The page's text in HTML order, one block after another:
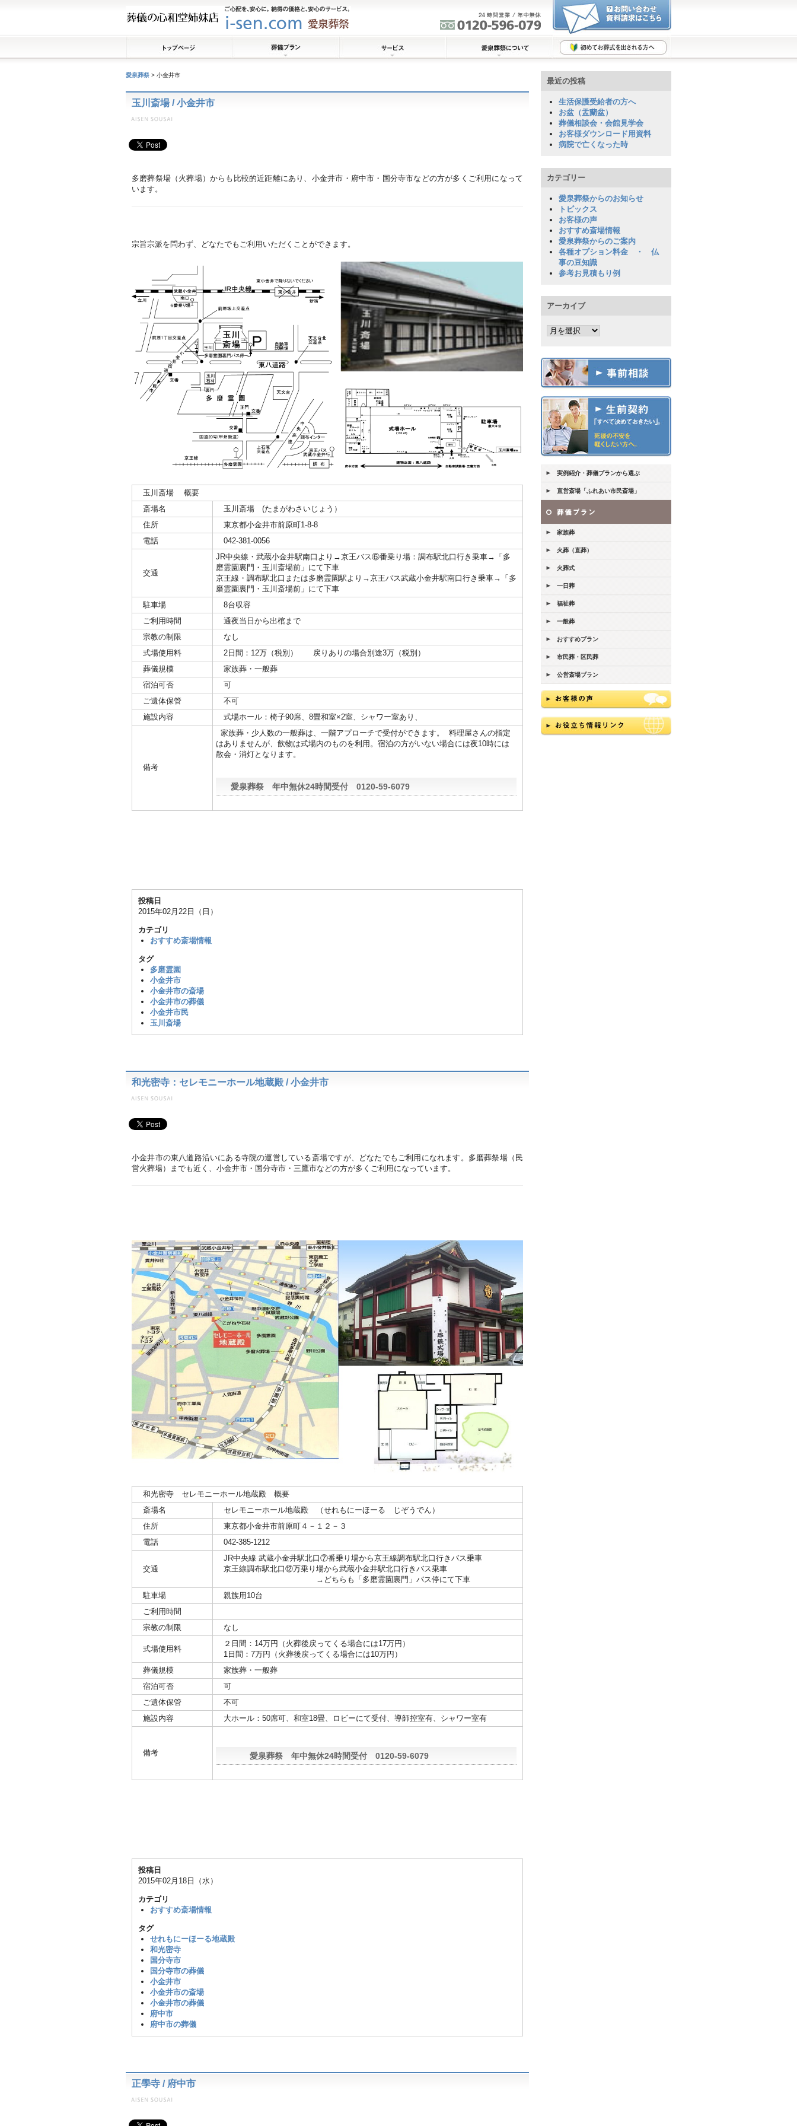
愛泉葬祭 > 小金井市
玉川斎場 / 小金井市
多磨葬祭場（火葬場）からも比較的近距離にあり、小金井市・府中市・国分寺市などの方が多くご利用になって
います。
宗旨宗派を問わず、どなたでもご利用いただくことができます。
玉川斎場 概要
斎場名
玉川斎場 (たまがわさいじょう）
住所
東京都小金井市前原町1-8-8
電話
042-381-0056
交通
JR中央線・武蔵小金井駅南口より→京王バス⑥番乗り場：調布駅北口行き乗車→「多
磨霊園裏門・玉川斎場前」にて下車
京王線・調布駅北口または多磨霊園駅より→京王バス武蔵小金井駅南口行き乗車→「多
磨霊園裏門・玉川斎場前」にて下車
駐車場
8台収容
ご利用時間
通夜当日から出棺まで
宗教の制限
なし
式場使用料
2日間：12万（税別） 戻りありの場合別途3万（税別）
葬儀規模
家族葬・一般葬
宿泊可否
可
ご遺体保管
不可
施設内容
式場ホール：椅子90席、8畳和室×2室、シャワー室あり、
備考
家族葬・少人数の一般葬は、一階アプローチで受付ができます。 料理屋さんの指定
はありませんが、飲物は式場内のものを利用。宿泊の方がいない場合には夜10時には
散会・消灯となります。
愛泉葬祭 年中無休24時間受付 0120-59-6079
投稿日
2015年02月22日（日）
カテゴリ
おすすめ斎場情報
タグ
多磨霊園
小金井市
小金井市の斎場
小金井市の葬儀
小金井市民
玉川斎場
和光密寺：セレモニーホール地蔵殿 / 小金井市
小金井市の東八道路沿いにある寺院の運営している斎場ですが、どなたでもご利用になれます。多磨葬祭場（民
営火葬場）までも近く、小金井市・国分寺市・三鷹市などの方が多くご利用になっています。
和光密寺 セレモニーホール地蔵殿 概要
斎場名
セレモニーホール地蔵殿 （せれもにーほーる じぞうでん）
住所
東京都小金井市前原町４－１２－３
電話
042-385-1212
交通
JR中央線 武蔵小金井駅北口⑦番乗り場から京王線調布駅北口行きバス乗車
京王線調布駅北口⑫万乗り場から武蔵小金井駅北口行きバス乗車
→どちらも「多磨霊園裏門」バス停にて下車
駐車場
親族用10台
ご利用時間
宗教の制限
なし
式場使用料
２日間：14万円（火葬後戻ってくる場合には17万円）
1日間：7万円（火葬後戻ってくる場合には10万円）
葬儀規模
家族葬・一般葬
宿泊可否
可
ご遺体保管
不可
施設内容
大ホール：50席可、和室18畳、ロビーにて受付、導師控室有、シャワー室有
備考 愛泉葬祭 年中無休24時間受付 0120-59-6079
投稿日
2015年02月18日（水）
カテゴリ
おすすめ斎場情報
タグ
せれもにーほーる地蔵殿
和光密寺
国分寺市
国分寺市の葬儀
小金井市
小金井市の斎場
小金井市の葬儀
府中市
府中市の葬儀
正學寺 / 府中市
最近の投稿
生活保護受給者の方へ
お盆（盂蘭盆）
葬儀相談会・会館見学会
お客様ダウンロード用資料
病院で亡くなった時
カテゴリー
愛泉葬祭からのお知らせ
トピックス
お客様の声
おすすめ斎場情報
愛泉葬祭からのご案内
各種オプション料金 ・ 仏
事の豆知識
参考お見積もり例
アーカイブ
実例紹介・葬儀プランから選ぶ
直営斎場「ふれあい市民斎場」
家族葬
火葬（直葬）
火葬式
一日葬
福祉葬
一般葬
おすすめプラン
市民葬・区民葬
公営斎場プラン